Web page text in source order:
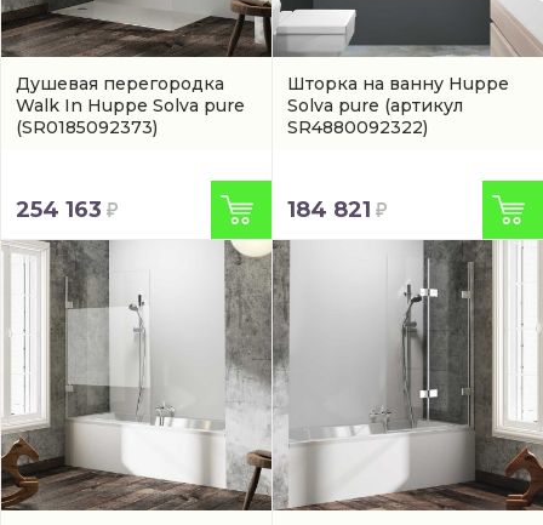
Душевая перегородка
Walk In Huppe Solva pure
(SR0185092373)
254 163
Шторка на ванну Huppe
Solva pure (артикул
SR4880092322)
184 821